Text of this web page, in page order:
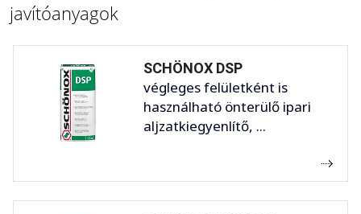
javítóanyagok
SCHÖNOX DSP
végleges felületként is
használható önterülő ipari
aljzatkiegyenlítő, ...